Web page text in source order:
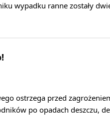
wypadku ranne zostały
ostrzega przed
po opadach deszczu,